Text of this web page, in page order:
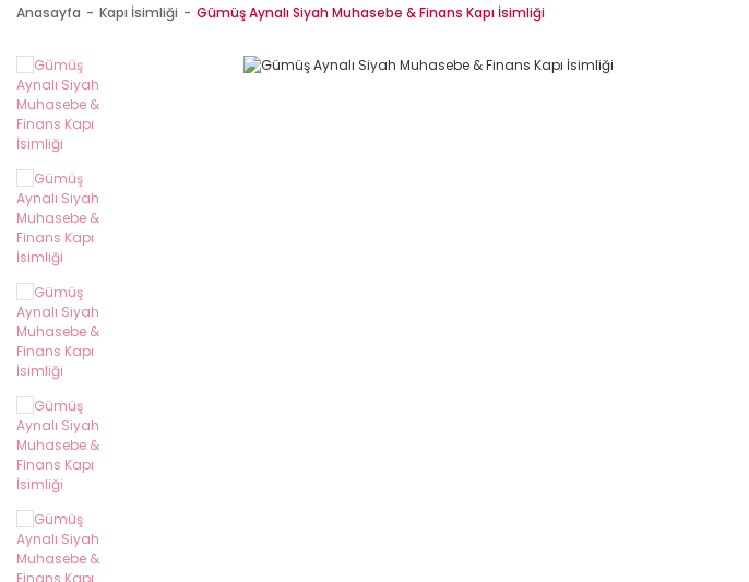
Anasayfa Kapı İsimliği Gümüş Aynalı Siyah Muhasebe & Finans Kapı İsimliği